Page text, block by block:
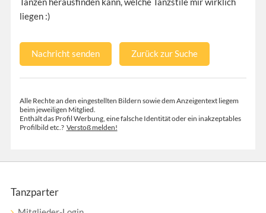
liegen :)
Nachricht senden Zurück zur Suche
Alle Rechte an den eingestellten Bildern sowie dem Anzeigentext liegem
beim jeweiligen Mitglied.
Enthält das Profil Werbung, eine falsche Identität oder ein inakzeptables
Profilbild etc.? Verstoß melden!
Tanzparter